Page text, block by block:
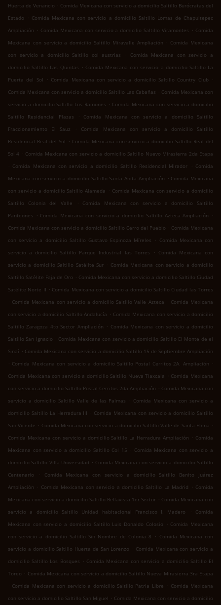
Huerta de Venancio . Comida Mexicana con servicio a domicilio Saltillo Burócratas del
Estado
. Comida Mexicana con servicio a domicilio Saltillo Lomas de Chapultepec
Ampliación . Comida Mexicana con servicio a domicilio Saltillo Viramontes . Comida
Mexicana con servicio a domicilio Saltillo Miravalle Ampliación . Comida Mexicana
con servicio a domicilio Saltillo col austrias
.
Comida Mexicana con servicio a
domicilio Saltillo Las Quintas . Comida Mexicana con servicio a domicilio Saltillo La
Puerta del Sol
. Comida Mexicana con servicio a domicilio Saltillo Country Club
.
Comida Mexicana con servicio a domicilio Saltillo Las Cabañas . Comida Mexicana con
servicio a domicilio Saltillo Los Ramones . Comida Mexicana con servicio a domicilio
Saltillo Residencial Plazas
.
Comida Mexicana con servicio a domicilio Saltillo
Fraccionamiento El Sauz
.
Comida Mexicana con servicio a domicilio Saltillo
Residencial Real del Sol . Comida Mexicana con servicio a domicilio Saltillo Real del
Sol 4 . Comida Mexicana con servicio a domicilio Saltillo Nuevo Mirasierra 2da Etapa
. Comida Mexicana con servicio a domicilio Saltillo Residencial Mirador . Comida
Mexicana con servicio a domicilio Saltillo Santa Anita Ampliación . Comida Mexicana
con servicio a domicilio Saltillo Alameda . Comida Mexicana con servicio a domicilio
Saltillo Colonia del Valle
.
Comida Mexicana con servicio a domicilio Saltillo
Panteones
. Comida Mexicana con servicio a domicilio Saltillo Azteca Ampliación
.
Comida Mexicana con servicio a domicilio Saltillo Cerro del Pueblo . Comida Mexicana
con servicio a domicilio Saltillo Gustavo Espinoza Míreles
. Comida Mexicana con
servicio a domicilio Saltillo Parque Industrial las Torres
. Comida Mexicana con
servicio a domicilio Saltillo Satélite Sur . Comida Mexicana con servicio a domicilio
Saltillo Satélite Faja de Oro . Comida Mexicana con servicio a domicilio Saltillo Ciudad
Satélite Norte II . Comida Mexicana con servicio a domicilio Saltillo Ciudad las Torres
. Comida Mexicana con servicio a domicilio Saltillo Valle Azteca . Comida Mexicana
con servicio a domicilio Saltillo Andalucía . Comida Mexicana con servicio a domicilio
Saltillo Zaragoza 4to Sector Ampliación . Comida Mexicana con servicio a domicilio
Saltillo San Ignacio . Comida Mexicana con servicio a domicilio Saltillo El Monte de el
Sinaí . Comida Mexicana con servicio a domicilio Saltillo 15 de Septiembre Ampliación
. Comida Mexicana con servicio a domicilio Saltillo Postal Cerritos 2A. Ampliación .
Comida Mexicana con servicio a domicilio Saltillo Nueva Tlaxcala . Comida Mexicana
con servicio a domicilio Saltillo Postal Cerritos 2da Ampliación . Comida Mexicana con
servicio a domicilio Saltillo Valle de las Palmas
. Comida Mexicana con servicio a
domicilio Saltillo La Herradura III . Comida Mexicana con servicio a domicilio Saltillo
San Vicente . Comida Mexicana con servicio a domicilio Saltillo Valle de Santa Elena .
Comida Mexicana con servicio a domicilio Saltillo La Herradura Ampliación . Comida
Mexicana con servicio a domicilio Saltillo Col 15 . Comida Mexicana con servicio a
domicilio Saltillo Villa Universidad . Comida Mexicana con servicio a domicilio Saltillo
Centenario
.
Comida Mexicana con servicio a domicilio Saltillo Benito Juárez
Ampliación . Comida Mexicana con servicio a domicilio Saltillo La Madrid . Comida
Mexicana con servicio a domicilio Saltillo Bellavista 1er Sector . Comida Mexicana con
servicio a domicilio Saltillo Unidad habitacional Francisco I. Madero
.
Comida
Mexicana con servicio a domicilio Saltillo Luis Donaldo Colosio
. Comida Mexicana
con servicio a domicilio Saltillo Sin Nombre de Colonia 8
. Comida Mexicana con
servicio a domicilio Saltillo Huerta de San Lorenzo . Comida Mexicana con servicio a
domicilio Saltillo Los Bosques . Comida Mexicana con servicio a domicilio Saltillo El
Toreo . Comida Mexicana con servicio a domicilio Saltillo Nueva Mirasierra 3ra Etapa
. Comida Mexicana con servicio a domicilio Saltillo Patria Libre . Comida Mexicana
con servicio a domicilio Saltillo San Miguel . Comida Mexicana con servicio a domicilio